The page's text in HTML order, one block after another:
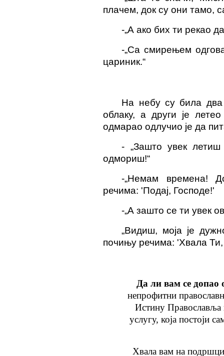
плачем, док су они тамо,
-„А ако бих ти рекао
-„Са смирењем
цариник.“
На небу су била два
облаку, а други је
одмарао одлучио је да
- „Зашто увек
одмориш!“
-„Немам времена!
речима: 'Подај, Господе!'
-„А зашто се ти увек
„Видиш, моја је
почињу речима: 'Хвала Т
Да ли вам се допао
непрофитни
Истину
услугу, којапостоји
Хвала вам на